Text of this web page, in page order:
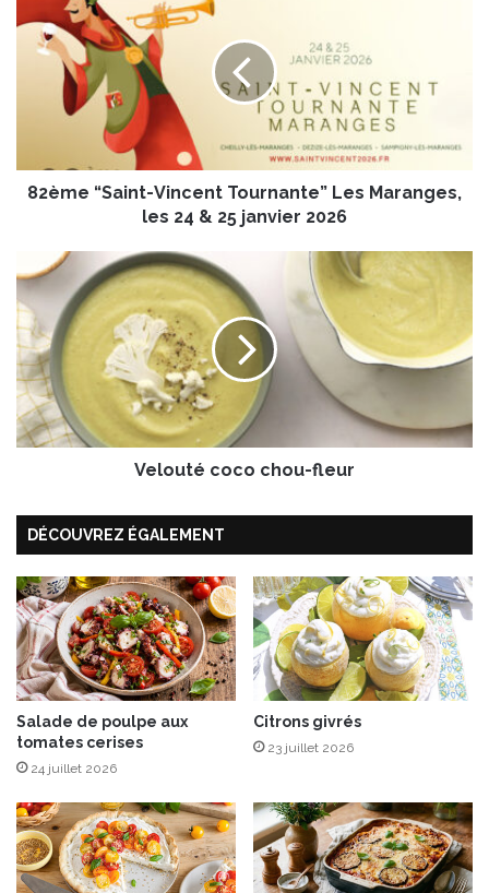
è
i
i
n
c
e
n
t
T
o
n
n
t
e
”
L
e
s
M
a
r
n
g
e
s
82ème “Saint-Vincent Tournante” Les Maranges,
les 24 & 25 janvier 2026
e
l
o
u
t
é
c
o
c
u
-
f
l
e
u
r
Velouté coco chou-fleur
DÉCOUVREZ ÉGALEMENT
Salade de poulpe aux
tomates cerises
24 juillet 2026
Citrons givrés
23 juillet 2026